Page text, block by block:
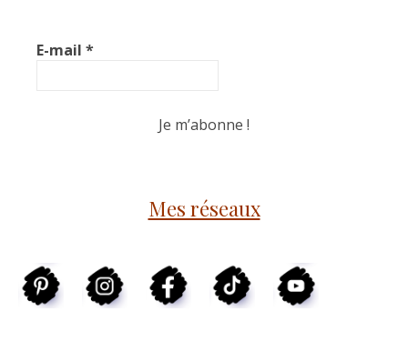
E-mail *
Mes réseaux